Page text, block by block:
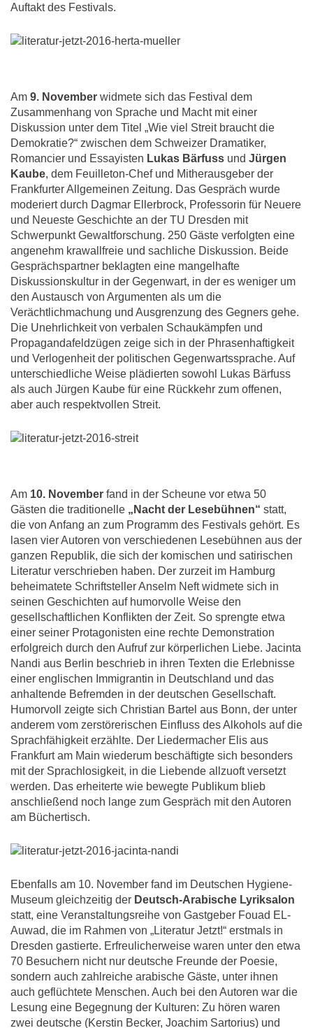
Auftakt des Festivals.
Am 9. November widmete sich das Festival dem
Zusammenhang von Sprache und Macht mit einer
Diskussion unter dem Titel „Wie viel Streit braucht die
Demokratie?“ zwischen dem Schweizer Dramatiker,
Romancier und Essayisten Lukas Bärfuss und Jürgen
Kaube, dem Feuilleton-Chef und Mitherausgeber der
Frankfurter Allgemeinen Zeitung. Das Gespräch wurde
moderiert durch Dagmar Ellerbrock, Professorin für Neuere
und Neueste Geschichte an der TU Dresden mit
Schwerpunkt Gewaltforschung. 250 Gäste verfolgten eine
angenehm krawallfreie und sachliche Diskussion. Beide
Gesprächspartner beklagten eine mangelhafte
Diskussionskultur in der Gegenwart, in der es weniger um
den Austausch von Argumenten als um die
Verächtlichmachung und Ausgrenzung des Gegners gehe.
Die Unehrlichkeit von verbalen Schaukämpfen und
Propagandafeldzügen zeige sich in der Phrasenhaftigkeit
und Verlogenheit der politischen Gegenwartssprache. Auf
unterschiedliche Weise plädierten sowohl Lukas Bärfuss
als auch Jürgen Kaube für eine Rückkehr zum offenen,
aber auch respektvollen Streit.
Am 10. November fand in der Scheune vor etwa 50
Gästen die traditionelle „Nacht der Lesebühnen“ statt,
die von Anfang an zum Programm des Festivals gehört. Es
lasen vier Autoren von verschiedenen Lesebühnen aus der
ganzen Republik, die sich der komischen und satirischen
Literatur verschrieben haben. Der zurzeit im Hamburg
beheimatete Schriftsteller Anselm Neft widmete sich in
seinen Geschichten auf humorvolle Weise den
gesellschaftlichen Konflikten der Zeit. So sprengte etwa
einer seiner Protagonisten eine rechte Demonstration
erfolgreich durch den Aufruf zur körperlichen Liebe. Jacinta
Nandi aus Berlin beschrieb in ihren Texten die Erlebnisse
einer englischen Immigrantin in Deutschland und das
anhaltende Befremden in der deutschen Gesellschaft.
Humorvoll zeigte sich Christian Bartel aus Bonn, der unter
anderem vom zerstörerischen Einfluss des Alkohols auf die
Sprachfähigkeit erzählte. Der Liedermacher Elis aus
Frankfurt am Main wiederum beschäftigte sich besonders
mit der Sprachlosigkeit, in die Liebende allzuoft versetzt
werden. Das erheiterte wie bewegte Publikum blieb
anschließend noch lange zum Gespräch mit den Autoren
am Büchertisch.
Ebenfalls am 10. November fand im Deutschen Hygiene-
Museum gleichzeitig der Deutsch-Arabische Lyriksalon
statt, eine Veranstaltungsreihe von Gastgeber Fouad EL-
Auwad, die im Rahmen von „Literatur Jetzt!“ erstmals in
Dresden gastierte. Erfreulicherweise waren unter den etwa
70 Besuchern nicht nur deutsche Freunde der Poesie,
sondern auch zahlreiche arabische Gäste, unter ihnen
auch geflüchtete Menschen. Auch bei den Autoren war die
Lesung eine Begegnung der Kulturen: Zu hören waren
zwei deutsche (Kerstin Becker, Joachim Sartorius) und